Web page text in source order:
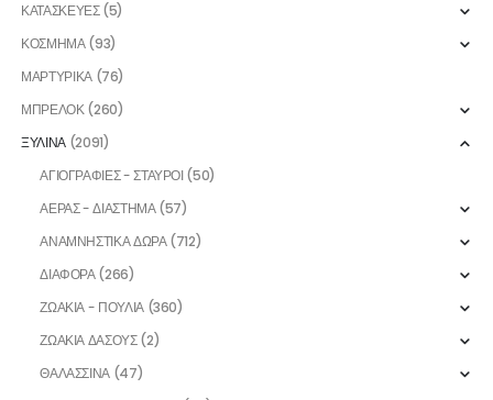
ΚΑΤΑΣΚΕΥΕΣ (5)
ΚΟΣΜΗΜΑ(93)
ΜΑΡΤΥΡΙΚΑ (76)
ΜΠΡΕΛΟΚ(260)
ΞΥΛΙΝΑ (2091)
ΑΓΙΟΓΡΑΦΙΕΣ - ΣΤΑΥΡΟΙ(50)
ΑΕΡΑΣ - ΔΙΑΣΤΗΜΑ (57)
ΑΝΑΜΝΗΣΤΙΚΑ ΔΩΡΑ (712)
ΔΙΑΦΟΡΑ(266)
ΖΩΑΚΙΑ - ΠΟΥΛΙΑ (360)
ΖΩΑΚΙΑ ΔΑΣΟΥΣ(2)
ΘΑΛΑΣΣΙΝΑ (47)